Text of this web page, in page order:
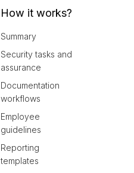
How it works?
Summary
Security tasks and
assurance
Documentation
workflows
Employee
guidelines
Reporting
templates